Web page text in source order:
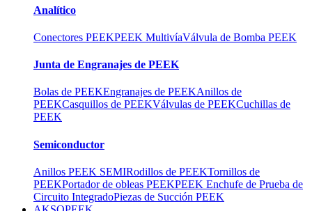
Analítico
Conectores PEEKPEEK MultivíaVálvula de Bomba PEEK
Junta de Engranajes de PEEK
Bolas de PEEKEngranajes de PEEKAnillos de
PEEKCasquillos de PEEKVálvulas de PEEKCuchillas de
PEEK
Semiconductor
Anillos PEEK SEMIRodillos de PEEKTornillos de
PEEKPortador de obleas PEEKPEEK Enchufe de Prueba de
Circuito IntegradoPiezas de Succión PEEK